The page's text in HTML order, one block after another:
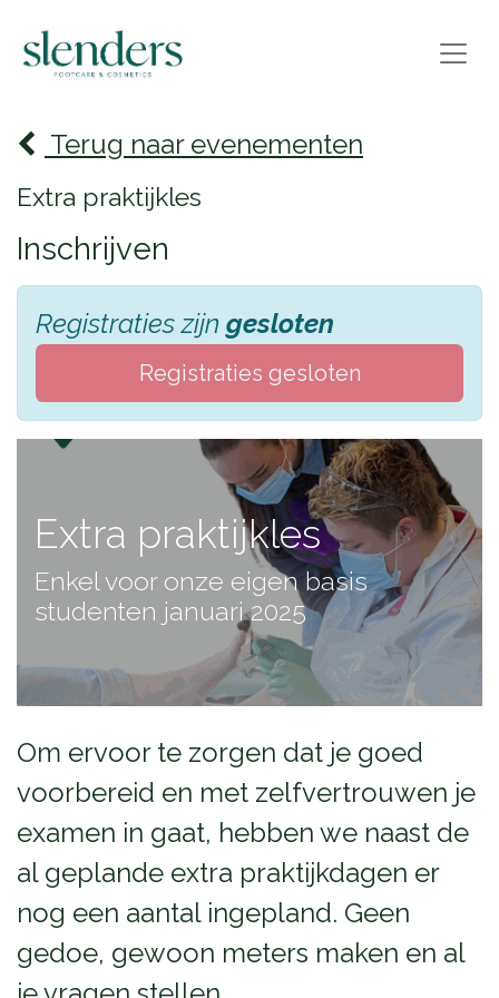
Terug naar evenementen
Extra praktijkles
Inschrijven
Registraties zijn gesloten
Registraties gesloten
Extra praktijkles
Enkel voor onze eigen basis
studenten januari 2025
Om ervoor te zorgen dat je goed
voorbereid en met zelfvertrouwen je
examen in gaat, hebben we naast de
al geplande extra praktijkdagen er
nog een aantal ingepland. Geen
gedoe, gewoon meters maken en al